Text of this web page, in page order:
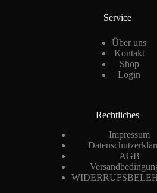
Service
Über uns
Kontakt
Shop
Login
Rechtliches
Impressum
AGB